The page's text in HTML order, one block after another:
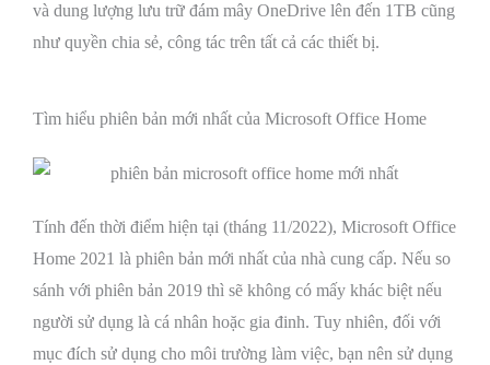
và dung lượng lưu trữ đám mây OneDrive lên đến 1TB cũng
như quyền chia sẻ, công tác trên tất cả các thiết bị.
Tìm hiểu phiên bản mới nhất của Microsoft Office Home
Tính đến thời điểm hiện tại (tháng 11/2022), Microsoft Office
Home 2021 là phiên bản mới nhất của nhà cung cấp. Nếu so
sánh với phiên bản 2019 thì sẽ không có mấy khác biệt nếu
người sử dụng là cá nhân hoặc gia đinh. Tuy nhiên, đối với
mục đích sử dụng cho môi trường làm việc, bạn nên sử dụng